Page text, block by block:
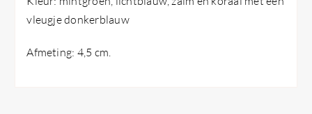
vleugje donkerblauw
Afmeting: 4,5 cm.